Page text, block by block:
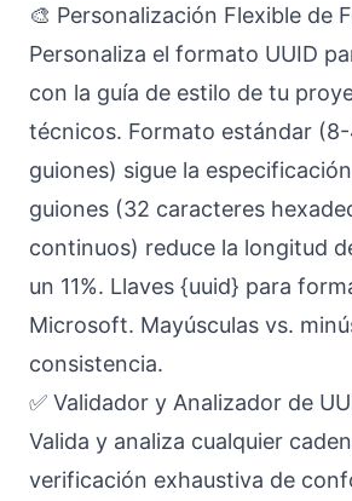
🎨 Personalización Flexible de
Personaliza el formato UUID
con la guía de estilo de tu
técnicos. Formato estándar
guiones) sigue la
guiones (32 caracteres
continuos) reduce la longitud
un 11%. Llaves {uuid} para
Microsoft. Mayúsculas vs.
consistencia.
✅ Validador y Analizador de
Valida y analiza cualquier
verificación exhaustiva de